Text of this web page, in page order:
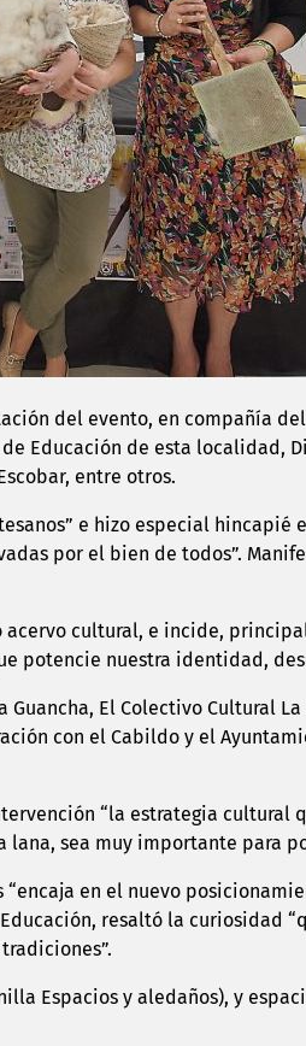
del evento, en compañía
Educación de esta localidad,
entre otros.
e hizo especial hincapié
por el bien de todos”.
cultural, e incide,
potencie nuestra identidad,
El Colectivo Cultural La
con el Cabildo y el
“la estrategia
sea muy importante para
en el nuevo
resaltó la curiosidad
Espacios y aledaños), y